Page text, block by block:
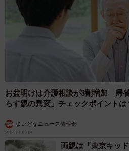
お盆明けは介護相談が3割増加 帰
らす親の異変」チェックポイントは
まいどなニュース情報部
2026.08.08
両親は「東京キッ